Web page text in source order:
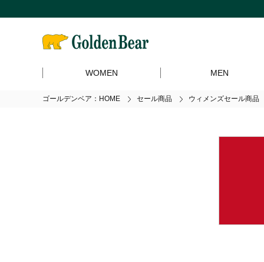
WOMEN MEN
ゴールデンベア：HOME セール商品 ウィメンズセール商品